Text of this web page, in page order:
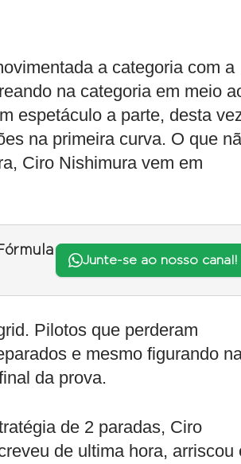
a categoria com a
na categoria em meio
espetáculo a parte, desta
na primeira curva. O que
Ciro Nishimura vem em
Junte-se ao nosso canal!
Pilotos que perderam
e mesmo figurando
da prova.
de 2 paradas, Ciro
de ultima hora, arriscou